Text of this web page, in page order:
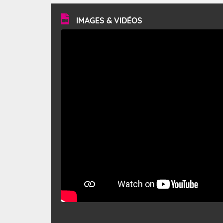
vitesse moyenne de 50 km/h et atteindre 80 à 100 km/h
en rafales, parfois davantage. Il parcourt la basse vallée
du Rhône et la Provence et envahit le littoral
méditerranéen à partir de la Camargue.
IMAGES & VIDÉOS